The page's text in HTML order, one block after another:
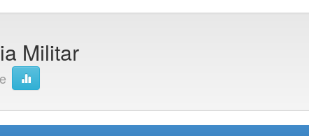
Militar